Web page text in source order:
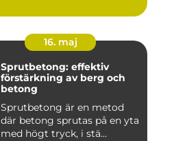
16. maj
Sprutbetong: effektiv
förstärkning av berg och
betong
Sprutbetong är en metod
där betong sprutas på en yta
med högt tryck, i stä...